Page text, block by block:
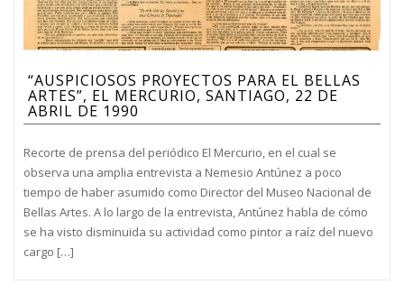
“AUSPICIOSOS PROYECTOS PARA EL BELLAS
ARTES”, EL MERCURIO, SANTIAGO, 22 DE
ABRIL DE 1990
Recorte de prensa del periódico El Mercurio, en el cual se
observa una amplia entrevista a Nemesio Antúnez a poco
tiempo de haber asumido como Director del Museo Nacional de
Bellas Artes. A lo largo de la entrevista, Antúnez habla de cómo
se ha visto disminuida su actividad como pintor a raíz del nuevo
cargo […]